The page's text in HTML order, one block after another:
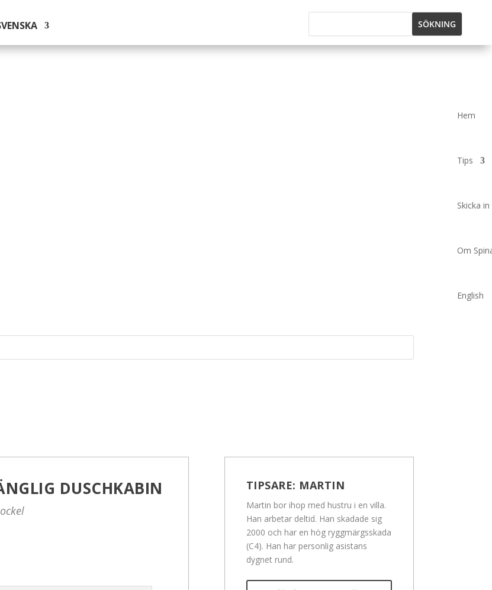
Hem
Tips
Skicka
Om
English
DUSCHKABIN TIPSARE: MARTIN
Martin bor ihop med hustru i en villa.
Han arbetar deltid. Han skadade sig
2000 och har en hög ryggmärgsskada
(C4). Han har personlig asistans
dygnet rund.